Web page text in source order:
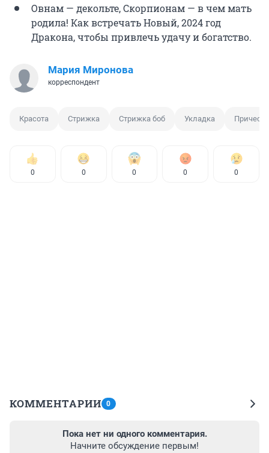
Овнам — декольте, Скорпионам — в чем мать
родила! Как встречать Новый, 2024 год
Дракона, чтобы привлечь удачу и богатство.
Мария Миронова
корреспондент
Красота Стрижка Стрижка боб Укладка Прическа
0 0 0 0 0
КОММЕНТАРИИ 0
Пока нет ни одного комментария.
Начните обсуждение первым!